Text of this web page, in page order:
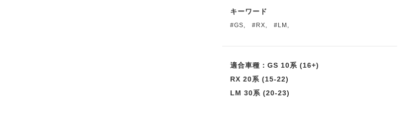
キーワード
#GS, #RX, #LM ,
適合車種：GS 10系 (16+)
RX 20系 (15-22)
LM 30系 (20-23)